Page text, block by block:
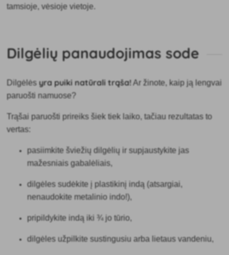
tamsioje, vėsioje vietoje.
Dilgėlių panaudojimas sode
Dilgėlėsyra puikinatūrali trąša!Ar žinote, kaip ją lengvai
paruošti namuose?
Trąšai paruošti prireiks šiek tiek laiko, tačiau rezultatas to
vertas:
pasiimkite šviežių dilgėlių ir supjaustykite jas
mažesniais gabalėliais,
dilgėles sudėkite į plastikinį indą (atsargiai,
nenaudokite metalinio indo!),
pripildykite indą iki ¾ jo tūrio,
dilgėles užpilkite sustingusiu arba lietaus vandeniu,